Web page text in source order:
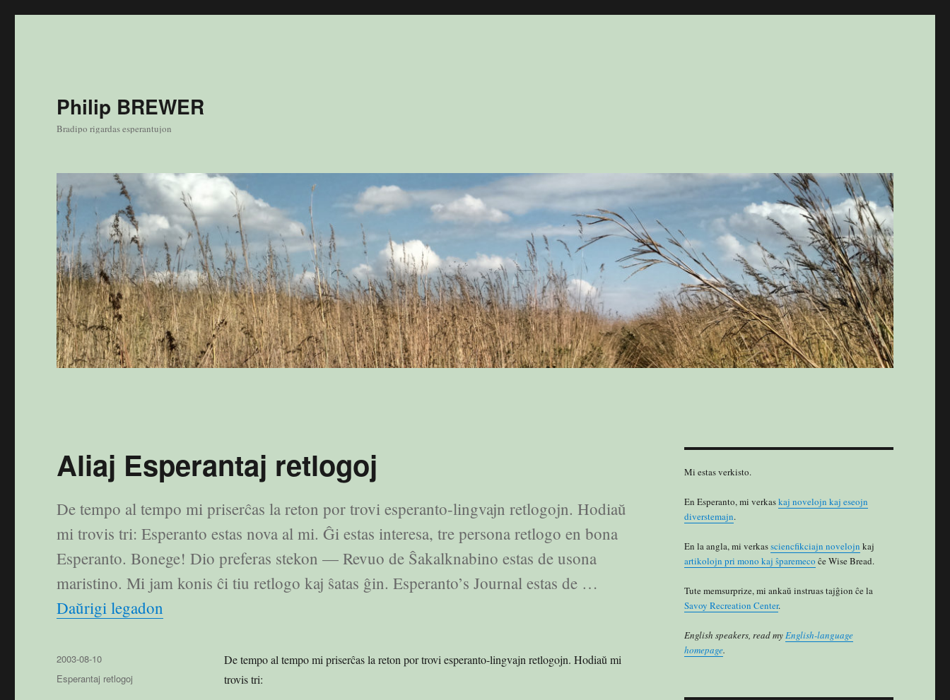
Philip BREWER
Bradipo rigardas esperantujon
Aliaj Esperantaj retlogoj
De tempo al tempo mi priserĉas la reton por trovi esperanto-lingvajn retlogojn. Hodiaŭ
mi trovis tri: Esperanto estas nova al mi. Ĝi estas interesa, tre persona retlogo en bona
Esperanto. Bonege! Dio preferas stekon — Revuo de Ŝakalknabino estas de usona
maristino. Mi jam konis ĉi tiu retlogo kaj ŝatas ĝin. Esperanto’s Journal estas de …
Daŭrigi legadon
De tempo al tempo mi priserĉas la reton por trovi esperanto-lingvajn retlogojn. Hodiaŭ mi
trovis tri:
Publikigita
en
2003-08-10
Kategorioj
Esperantaj retlogoj
Mi estas verkisto.
En Esperanto, mi verkaskaj novelojn kaj eseojn
diverstemajn.
En la angla, mi verkassciencfikciajn novelojn kaj
artikolojn pri mono kaj ŝparemeco ĉe Wise Bread.
Tute memsurprize, mi ankaŭ instruas tajĝion ĉe la
Savoy Recreation Center.
English speakers, read myEnglish-language
homepage.